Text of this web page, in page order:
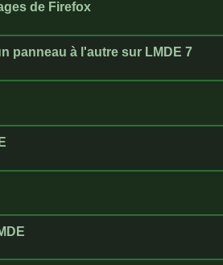
de Firefox
panneau à l'autre sur LMDE 7